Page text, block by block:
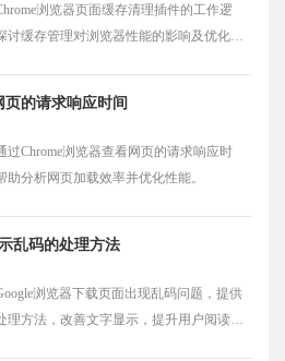
浏览器页面缓存清理插件的工作逻
讨缓存管理对浏览器性能的影响及优化策
的请求响应时间
过Chrome浏览器查看网页的请求响应时
助分析网页加载效率并优化性能。
乱码的处理方法
浏览器下载页面出现乱码问题，提供
理方法，改善文字显示，提升用户阅读体